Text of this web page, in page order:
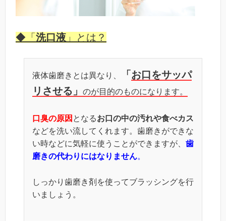
◆ 「 洗口液 」とは？
液体歯磨きとは異なり、 「 お口をサッパ
リさせる」
のが目的のものになります。
口臭の原因 となるお口の中の汚れや食べカス
などを洗い流してくれます。歯磨きができな
い時などに気軽に使うことができますが、 歯
磨きの代わりにはなりません。
しっかり歯磨き剤を使ってブラッシングを行
いましょう。